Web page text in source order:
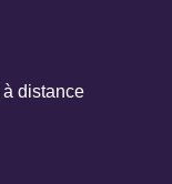
distance